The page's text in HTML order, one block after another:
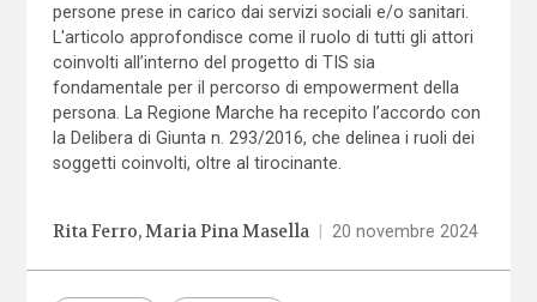
persone prese in carico dai servizi sociali e/o sanitari.
L'articolo approfondisce come il ruolo di tutti gli attori
coinvolti all’interno del progetto di TIS sia
fondamentale per il percorso di empowerment della
persona. La Regione Marche ha recepito l’accordo con
la Delibera di Giunta n. 293/2016, che delinea i ruoli dei
soggetti coinvolti, oltre al tirocinante.
Rita Ferro Maria Pina Masella | 20 novembre 2024